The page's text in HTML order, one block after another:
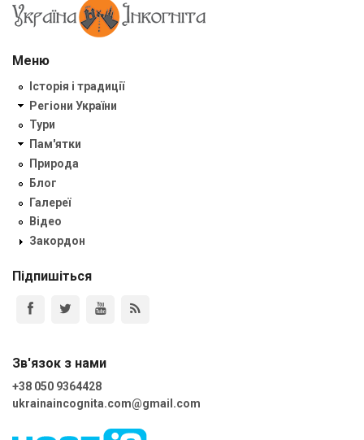
Меню
Історія і традиції
Регіони України
Тури
Пам'ятки
Природа
Блог
Галереї
Відео
Закордон
Підпишіться
Зв'язок з нами
+38 050 9364428
ukrainaincognita.com@gmail.com